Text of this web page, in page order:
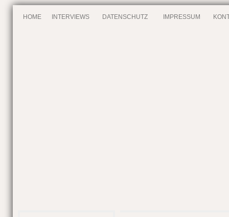
HOME INTERVIEWS DATENSCHUTZ IMPRESSUM